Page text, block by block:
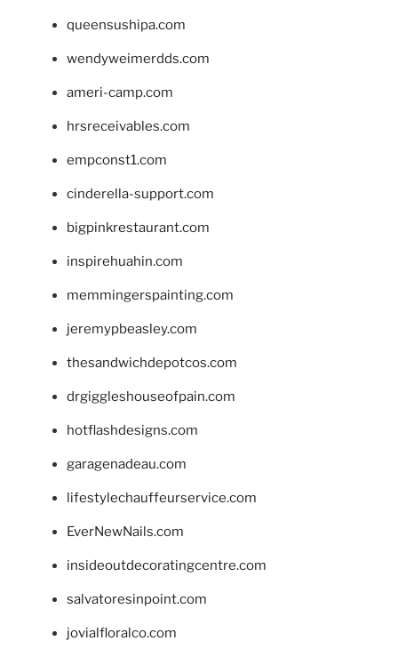
queensushipa.com
wendyweimerdds.com
ameri-camp.com
hrsreceivables.com
empconst1.com
cinderella-support.com
bigpinkrestaurant.com
inspirehuahin.com
memmingerspainting.com
jeremypbeasley.com
thesandwichdepotcos.com
drgiggleshouseofpain.com
hotflashdesigns.com
garagenadeau.com
lifestylechauffeurservice.com
EverNewNails.com
insideoutdecoratingcentre.com
salvatoresinpoint.com
jovialfloralco.com